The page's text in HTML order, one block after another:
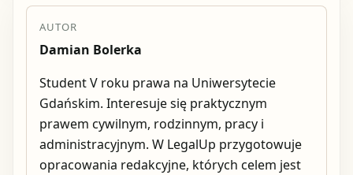
AUTOR
Damian Bolerka
Student V roku prawa na Uniwersytecie
Gdańskim. Interesuje się praktycznym
prawem cywilnym, rodzinnym, pracy i
administracyjnym. W LegalUp przygotowuje
opracowania redakcyjne, których celem jest